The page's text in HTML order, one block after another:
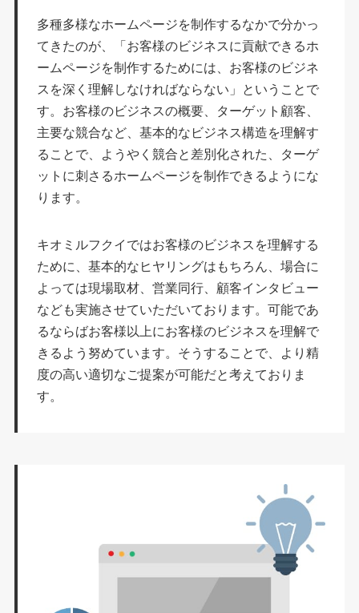
多種多様なホームページを制作するなかで分かっ
てきたのが、「お客様のビジネスに貢献できるホ
ームページを制作するためには、お客様のビジネ
スを深く理解しなければならない」ということで
す。お客様のビジネスの概要、ターゲット顧客、
主要な競合など、基本的なビジネス構造を理解す
ることで、ようやく競合と差別化された、ターゲ
ットに刺さるホームページを制作できるようにな
ります。
キオミルフクイではお客様のビジネスを理解する
ために、基本的なヒヤリングはもちろん、場合に
よっては現場取材、営業同行、顧客インタビュー
なども実施させていただいております。可能であ
るならばお客様以上にお客様のビジネスを理解で
きるよう努めています。そうすることで、より精
度の高い適切なご提案が可能だと考えておりま
す。